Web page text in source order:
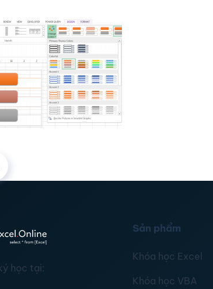
học tại:
Sản phẩm
Khóa học Excel
Khóa học VBA